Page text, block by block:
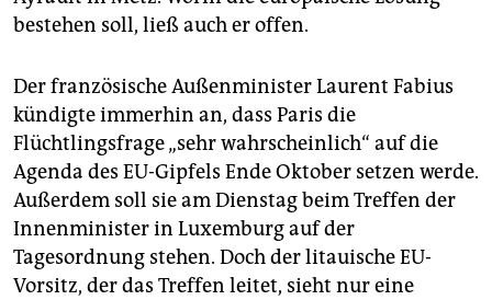
bestehen soll, ließ auch er offen.
Der französische Außenminister Laurent Fabius
kündigte immerhin an, dass Paris die
Flüchtlingsfrage „sehr wahrscheinlich“ auf die
Agenda des EU-Gipfels Ende Oktober setzen werde.
Außerdem soll sie am Dienstag beim Treffen der
Innenminister in Luxemburg auf der
Tagesordnung stehen. Doch der litauische EU-
Vorsitz, der das Treffen leitet, sieht nur eine